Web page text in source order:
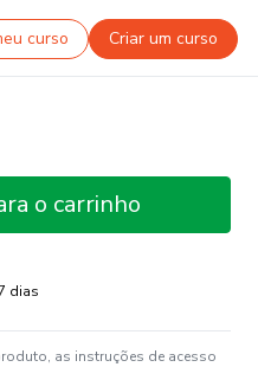
curso Criar um curso
o carrinho
dias
as instruções de acesso